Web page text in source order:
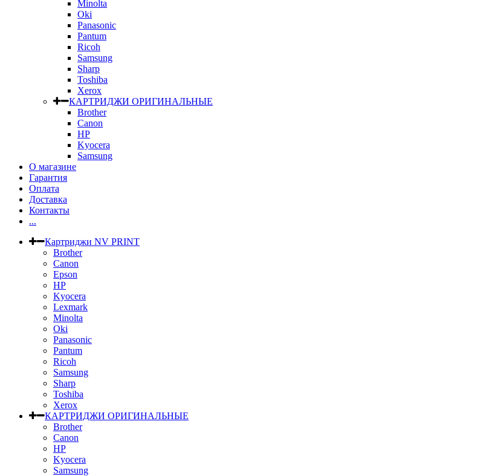
Minolta
Oki
Panasonic
Pantum
Ricoh
Samsung
Sharp
Toshiba
Xerox
КАРТРИДЖИ ОРИГИНАЛЬНЫЕ
Brother
Canon
HP
Kyocera
Samsung
О магазине
Гарантия
Оплата
Доставка
Контакты
...
Картриджи NV PRINT
Brother
Canon
Epson
HP
Kyocera
Lexmark
Minolta
Oki
Panasonic
Pantum
Ricoh
Samsung
Sharp
Toshiba
Xerox
КАРТРИДЖИ ОРИГИНАЛЬНЫЕ
Brother
Canon
HP
Kyocera
Samsung